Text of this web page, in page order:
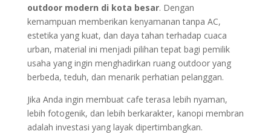
outdoor modern di kota besar. Dengan
kemampuan memberikan kenyamanan tanpa AC,
estetika yang kuat, dan daya tahan terhadap cuaca
urban, material ini menjadi pilihan tepat bagi pemilik
usaha yang ingin menghadirkan ruang outdoor yang
berbeda, teduh, dan menarik perhatian pelanggan.
Jika Anda ingin membuat cafe terasa lebih nyaman,
lebih fotogenik, dan lebih berkarakter, kanopi membran
adalah investasi yang layak dipertimbangkan.